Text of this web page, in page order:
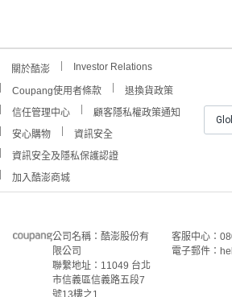
關於酷澎 Investor Relations
Coupang使用者條款
退換貨政策
信任管理中心
顧客隱私權政策通知
安心購物
資訊安全
資訊安全及隱私保護認證
加入酷澎商城
公司名稱：酷澎股份有
限公司
聯繫地址：11049 台北
市信義區信義路五段7
號13樓之1
客服中心：
電子郵件：